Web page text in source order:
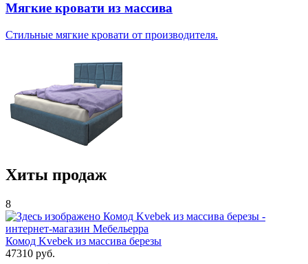
Мягкие кровати из массива
Стильные мягкие кровати от производителя.
Хиты продаж
8
Комод Kvebek из массива березы
47310 руб.